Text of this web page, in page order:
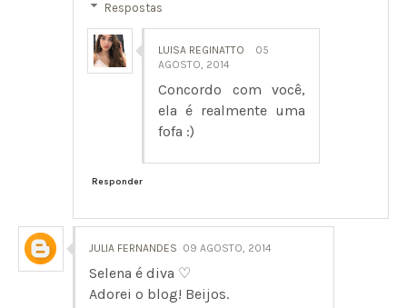
Respostas
LUISA REGINATTO
05
AGOSTO, 2014
Concordo com você,
ela é realmente uma
fofa :)
Responder
JULIA FERNANDES 09 AGOSTO, 2014
Selena é diva ♡
Adorei o blog! Beijos.